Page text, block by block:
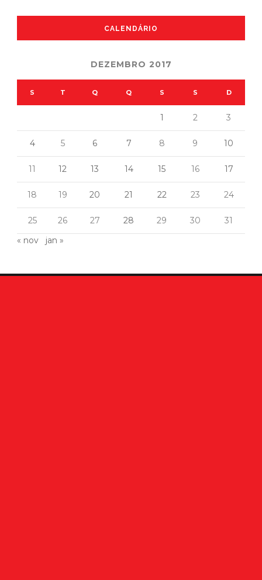
CALENDÁRIO
DEZEMBRO 2017
S T Q Q S S D
1 2 3
4 5 6 7 8 9 10
11 12 13 14 15 16 17
18 19 20 21 22 23 24
25 26 27 28 29 30
31
« nov
jan »